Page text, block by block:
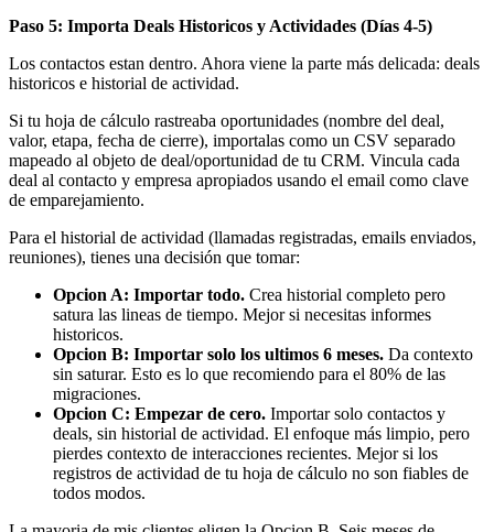
Paso 5: Importa Deals Historicos y Actividades (Días 4-5)
Los contactos estan dentro. Ahora viene la parte más delicada: deals
historicos e historial de actividad.
Si tu hoja de cálculo rastreaba oportunidades (nombre del deal,
valor, etapa, fecha de cierre), importalas como un CSV separado
mapeado al objeto de deal/oportunidad de tu CRM. Vincula cada
deal al contacto y empresa apropiados usando el email como clave
de emparejamiento.
Para el historial de actividad (llamadas registradas, emails enviados,
reuniones), tienes una decisión que tomar:
Opcion A: Importar todo. Crea historial completo pero
satura las lineas de tiempo. Mejor si necesitas informes
historicos.
Opcion B: Importar solo los ultimos 6 meses. Da contexto
sin saturar. Esto es lo que recomiendo para el 80% de las
migraciones.
Opcion C: Empezar de cero. Importar solo contactos y
deals, sin historial de actividad. El enfoque más limpio, pero
pierdes contexto de interacciones recientes. Mejor si los
registros de actividad de tu hoja de cálculo no son fiables de
todos modos.